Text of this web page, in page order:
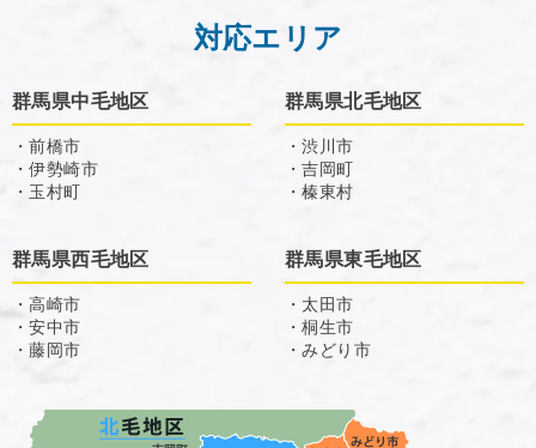
対応エリア
群馬県中毛地区
・前橋市
・伊勢崎市
・玉村町
群馬県北毛地区
・渋川市
・吉岡町
・榛東村
群馬県西毛地区
・高崎市
・安中市
・藤岡市
群馬県東毛地区
・太田市
・桐生市
・みどり市